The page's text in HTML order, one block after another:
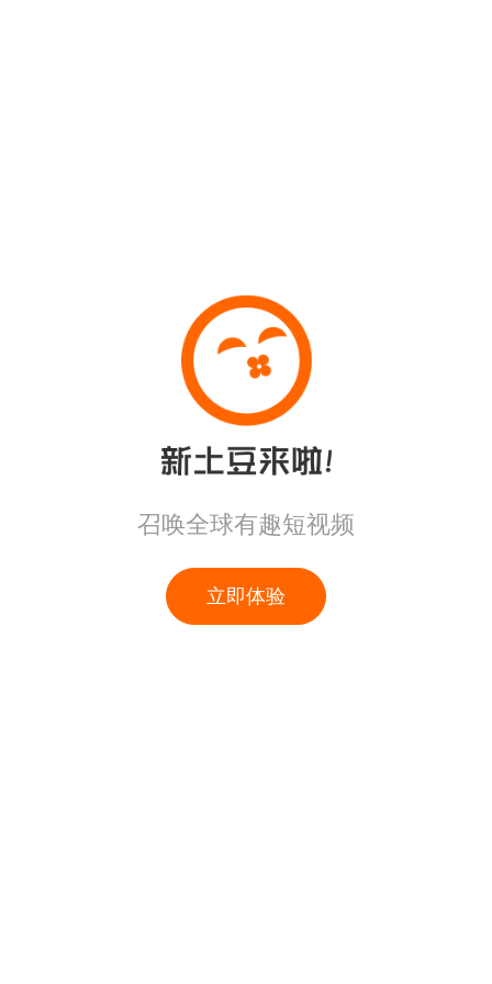
召唤全球有趣短视频
立即体验